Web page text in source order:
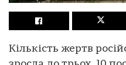
Кількість жертв